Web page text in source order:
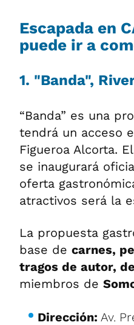
Escapada en
puede ir a
1. "Banda",
“Banda” es una
tendrá un acceso
Figueroa Alcorta.
se inaugurará
oferta
atractivos será la
La propuesta
base de carnes,
tragos de autor,
miembros de
Dirección: Av.